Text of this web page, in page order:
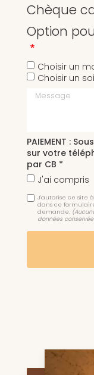
Chèque
Option
Choisir un
Choisir un
Message
PAIEMENT :
sur votre
par CB *
J'ai compris
J'autorise ce site
dans ce
demande.
données